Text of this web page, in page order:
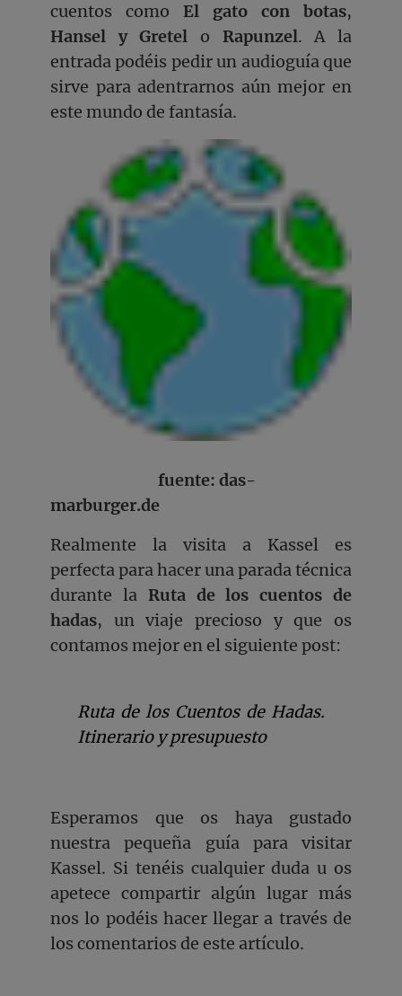
cuentos como El gato con botas,
Hansel y Gretel o Rapunzel. A la
entrada podéis pedir un audioguía que
sirve para adentrarnos aún mejor en
este mundo de fantasía.
fuente: das-
marburger.de
Realmente la visita a Kassel es
perfecta para hacer una parada técnica
durante la Ruta de los cuentos de
hadas, un viaje precioso y que os
contamos mejor en el siguiente post:
Ruta de los Cuentos de Hadas.
Itinerario y presupuesto
Esperamos que os haya gustado
nuestra pequeña guía para visitar
Kassel. Si tenéis cualquier duda u os
apetece compartir algún lugar más
nos lo podéis hacer llegar a través de
los comentarios de este artículo.